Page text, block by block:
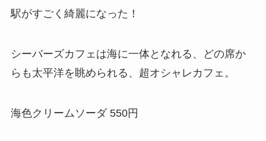
駅がすごく綺麗になった！
シーバーズカフェは海に一体となれる、どの席か
らも太平洋を眺められる、超オシャレカフェ。
海色クリームソーダ 550円